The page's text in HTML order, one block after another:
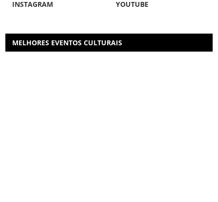
INSTAGRAM
YOUTUBE
MELHORES EVENTOS CULTURAIS